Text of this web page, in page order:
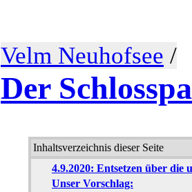
Velm Neuhofsee /
Der
Inhaltsverzeichnis dieser Seite
4.9.2020: Entsetzen über die
Unser Vorschlag: